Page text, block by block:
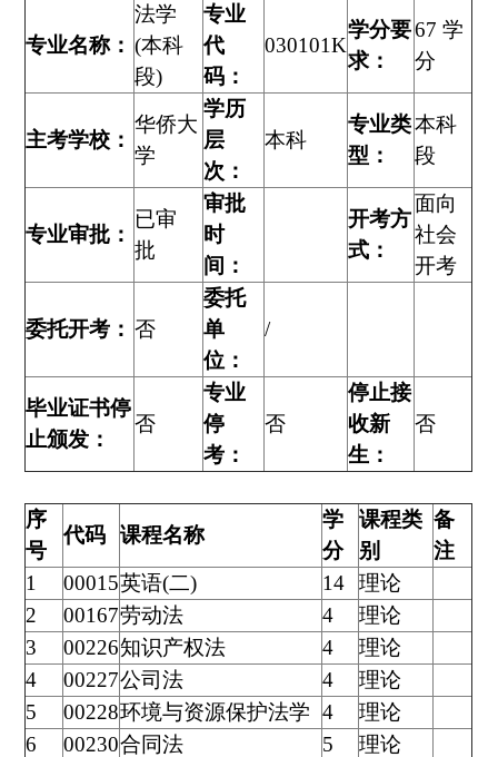
专业名称：
法学
(本科
段)
专业
代
码：
030101K
学分要
求：
67 学
分
主考学校：
华侨大
学
学历
层
次：
本科
专业类
型：
本科
段
专业审批：
已审
批
审批
时
间：
开考方
式：
面向
社会
开考
委托开考： 否
委托
单
位：
/
毕业证书停
止颁发：
否
专业
停
考：
否
停止接
收新
生：
否
序
号
代码 课程名称
学
分
课程类
别
备
注
1
00015英语(二) 14
理论
2
00167劳动法 4
理论
3
00226知识产权法 4
理论
4
00227公司法 4
理论
5
00228环境与资源保护法学 4
理论
6
00230合同法 5
理论